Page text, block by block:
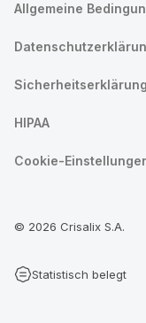
Allgemeine
HIPAA
Cookie-
© 2026 Crisalix S.A.
Statistisch belegt